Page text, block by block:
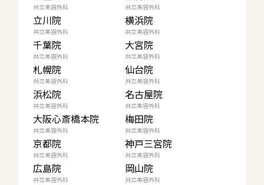
共立美容外科
立川院
共立美容外科
横浜院
共立美容外科
千葉院
共立美容外科
大宮院
共立美容外科
札幌院
共立美容外科
仙台院
共立美容外科
浜松院
共立美容外科
名古屋院
共立美容外科
大阪心斎橋本院
共立美容外科
梅田院
共立美容外科
京都院
共立美容外科
神戸三宮院
共立美容外科
広島院
共立美容外科
岡山院
共立美容外科 共立美容外科